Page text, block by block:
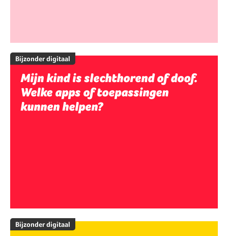
Bijzonder digitaal
Mijn kind is slechthorend of doof.
Welke apps of toepassingen
kunnen helpen?
Bijzonder digitaal